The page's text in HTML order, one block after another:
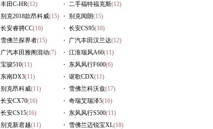
丰田C-HR(12) 二手福特福克斯(12)
别克2018款昂科威(15) 别克阅朗(15)
长安睿骋CC(16) 长安CS95(10)
雪佛兰探界者(15) 广汽丰田汉兰达(12)
广汽本田雅阁混动(7) 江淮瑞风A60(11)
宝骏510(11) 东风风行F600(6)
东南DX3(11) 讴歌CDX(11)
别克昂科威(11) 雪佛兰科沃兹(17)
长安CX70(16) 奇瑞艾瑞泽5(16)
长安CS15(16) 东风风行S500(11)
别克新君越(11) 雪佛兰迈锐宝XL(18)